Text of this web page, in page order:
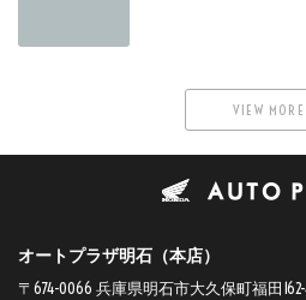
VIEW MORE
オートプラザ明石（本店）
〒674-0066 兵庫県明石市大久保町福田